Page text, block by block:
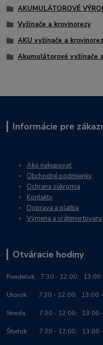
AKUMULÁTOROVÉ
Vyžínače a krovinorezy
AKU vyžínače a
Akumulátorové vyžínače
Informácie pre
Ako nakupovať
Obchodné podmienky
Ochrana súkromia
Kontakty
Doprava a platba
Výmena a vrátenie tovaru
Otváracie hodiny
Pondelok: 7:30 - 12:00; 13:00
Utorok: 7:30 - 12:00; 13:00 -
Streda: 7:30 - 12:00; 13:00 -
Štvrtok: 7:30 - 12:00; 13:00